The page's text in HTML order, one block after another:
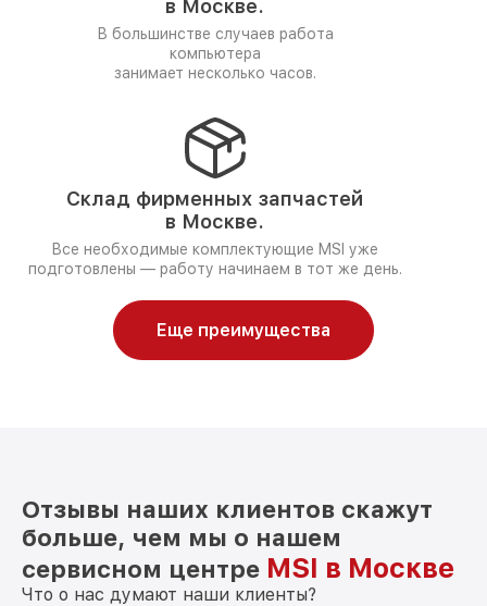
в Москве.
В большинстве случаев работа
компьютера
занимает несколько часов.
Склад фирменных запчастей
в Москве.
Все необходимые комплектующие MSI уже
подготовлены — работу начинаем в тот же день.
Еще преимущества
Отзывы наших клиентов скажут
больше, чем мы о нашем
сервисном центре MSI в Москве
Что о нас думают наши клиенты?